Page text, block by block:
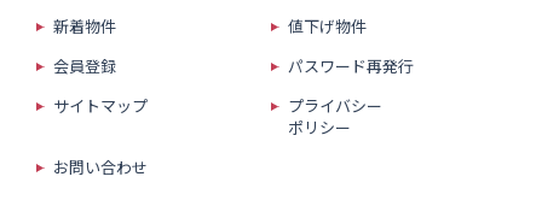
新着物件
値下げ物件
会員登録
パスワード再発行
サイトマップ
プライバシー
ポリシー
お問い合わせ